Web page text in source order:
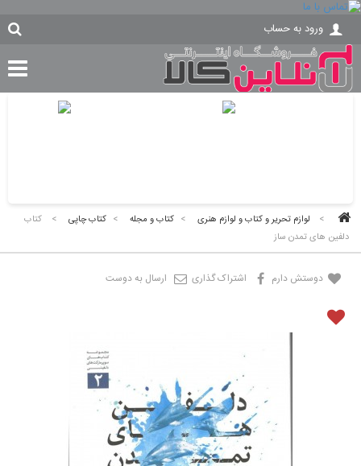
ورود به حساب
> لوازم تحریر و کتاب و لوازم هنری > کتاب و مجله > کتاب چاپی >
کتاب
دلفین های تمدن ساز
دوستش دارم اشتراک گذاری ارسال به دوست